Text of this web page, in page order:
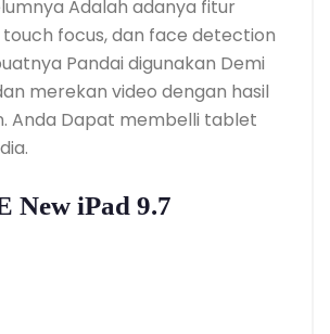
Adalah adanya fitur
focus, dan face detection
Pandai digunakan Demi
merekan video dengan hasil
Anda Dapat membelli tablet
New iPad 9.7